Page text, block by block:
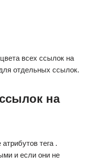
всех ссылок на
отдельных ссылок.
на
тега .
и если они не